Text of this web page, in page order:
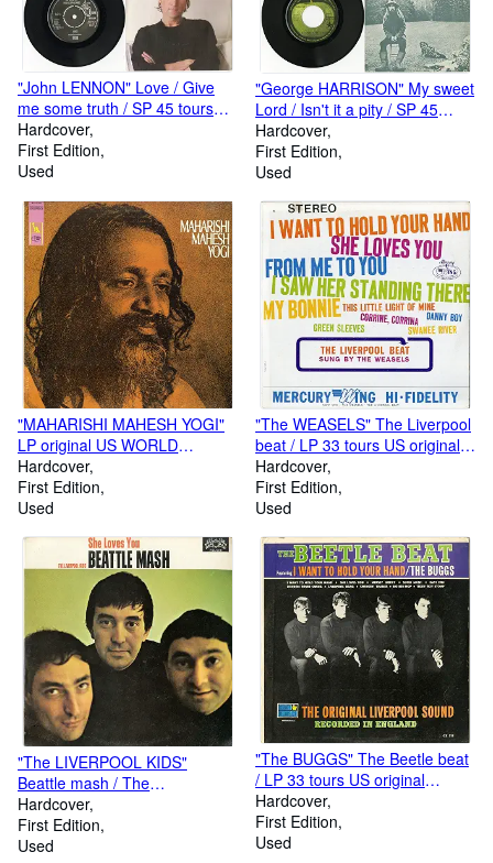
Box with 2 x 78 tours 10 each
(25 cm) US original / RCA
VICTOR Y-4004 Little Nipper
Series (1954)
"John LENNON" Love / Give
me some truth / SP 45 tours
original U.K. PARLOPHONE R
6059 (1970)
Hardcover
First Edition
Used
"George HARRISON" My sweet
Lord / Isn't it a pity / SP 45
tours original français PATHE
MARCONI 2C 006-04692 M
(APPLE 1970)
Hardcover
First Edition
Used
"MAHARISHI MAHESH YOGI"
LP original US WORLD
PACIFIC WPS-21446 Stereo
(1967)
Hardcover
First Edition
Used
"The WEASELS" The Liverpool
beat / LP 33 tours US original
MERCURY WING 16282
Stereo (1964)
Hardcover
First Edition
Used
"The LIVERPOOL KIDS"
Beattle mash / The
LIVERPOOL KIDS aussi
nommés The LIVERPOOL
MOPTOPS ainsi que The
Hardcover
First Edition
Used
"The BUGGS" The Beetle beat
/ LP 33 tours US original
CORONET CX-212 Mono
(1964)
Hardcover
First Edition
Used